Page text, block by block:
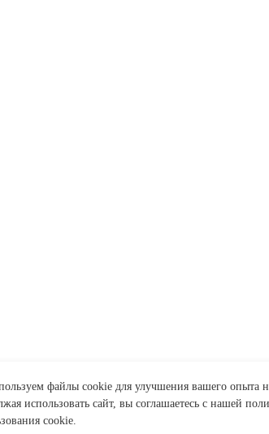
данных.
файлы cookie для улучшения вашего опыта
использовать сайт, вы соглашаетесь с нашей
cookie.